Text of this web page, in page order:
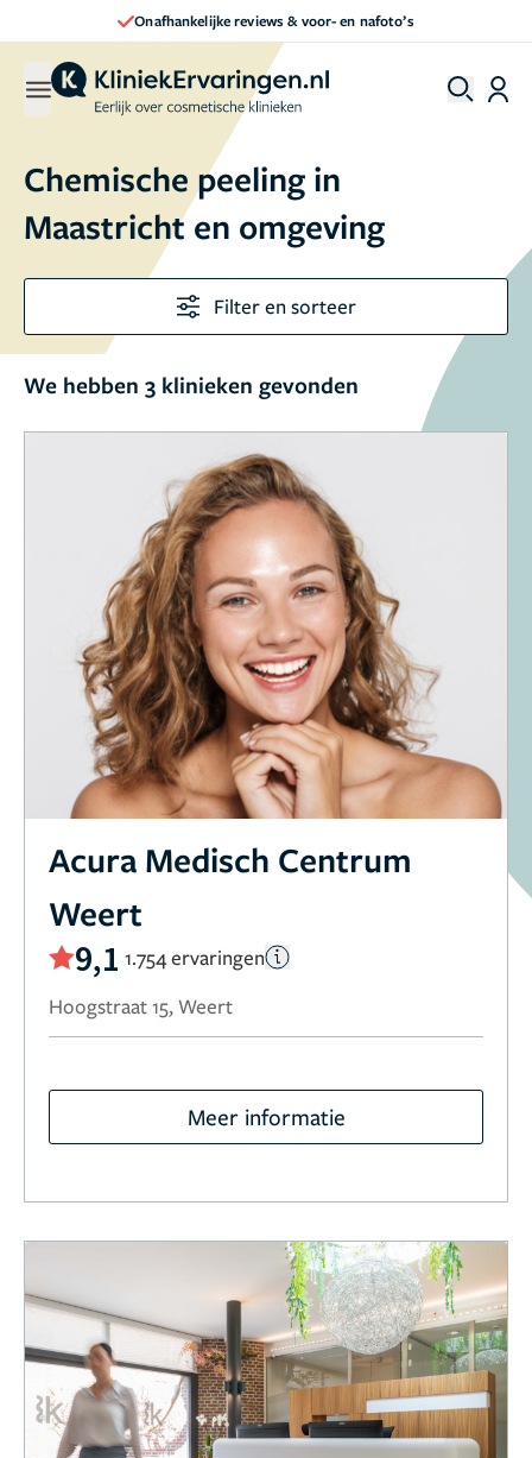
Onafhankelijke reviews & voor- en nafoto’s
Chemische peeling in
Maastricht en omgeving
Filter en sorteer
We hebben 3 klinieken gevonden
Acura Medisch Centrum
Weert
9,1 1.754 ervaringen
Hoogstraat 15, Weert
Meer informatie